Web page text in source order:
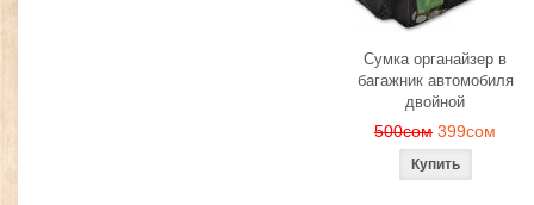
Сумка органайзер в
багажник автомобиля
двойной
500сом 399сом